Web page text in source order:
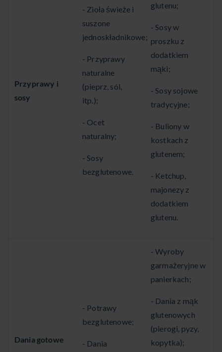
Przyprawy i
sosy
- Zioła świeże i
suszone
jednoskładnikowe;
- Przyprawy
naturalne
(pieprz, sól,
itp.);
- Ocet
naturalny;
- Sosy
bezglutenowe.
glutenu;
- Sosy w
proszku z
dodatkiem
mąki;
- Sosy sojowe
tradycyjne;
- Buliony w
kostkach z
glutenem;
- Ketchup,
majonezy z
dodatkiem
glutenu.
Dania gotowe
- Potrawy
bezglutenowe;
- Dania
- Wyroby
garmażeryjne w
panierkach;
- Dania z mąk
glutenowych
(pierogi, pyzy,
kopytka);